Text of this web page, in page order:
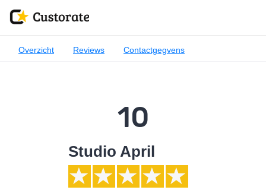
Overzicht Reviews Contactgegvens
10
Studio April